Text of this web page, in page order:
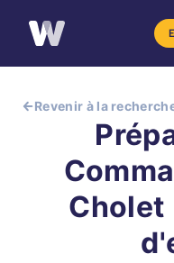
Revenir à la
Cholet